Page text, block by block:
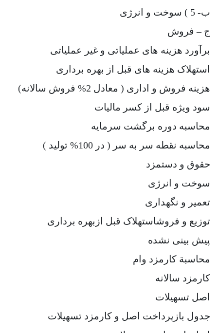
ب- 5 ) سوخت و انرژی
ج – فروش
برآورد هزینه های عملیاتی و غیر عملیاتی
استهلاک هزینه های قبل از بهره برداری
هزینه فروش و اداری ( معادل 2% فروش سالانه)
سود ویژه قبل از کسر مالیات
محاسبه دوره برگشت سرمایه
محاسبه نقطه سر به سر ( در 100% تولید )
حقوق و دستمزد
سوخت و انرژی
تعمیر و نگهداری
توزیع و فروشاستهلاک قبل ازبهره برداری
پیش بینی نشده
محاسبة کارمزد وام
کارمزد سالانه
اصل تسهیلات
جدول بازپرداخت اصل و کارمزد تسهیلات